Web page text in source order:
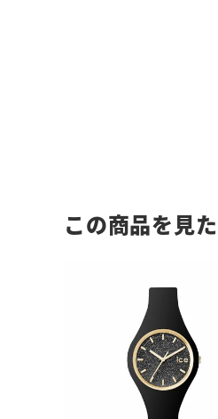
この商品を見